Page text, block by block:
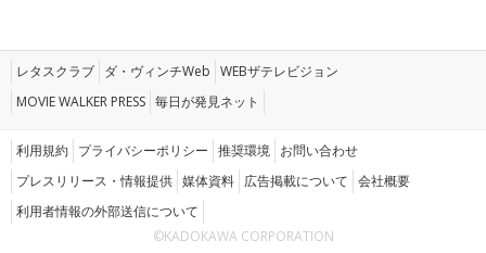
レタスクラブ ダ・ヴィンチWeb WEBザテレビジョン
MOVIE WALKER PRESS 毎日が発見ネット
利用規約 プライバシーポリシー 推奨環境 お問い合わせ
プレスリリース・情報提供 媒体資料 広告掲載について 会社概要
利用者情報の外部送信について
©KADOKAWA CORPORATION